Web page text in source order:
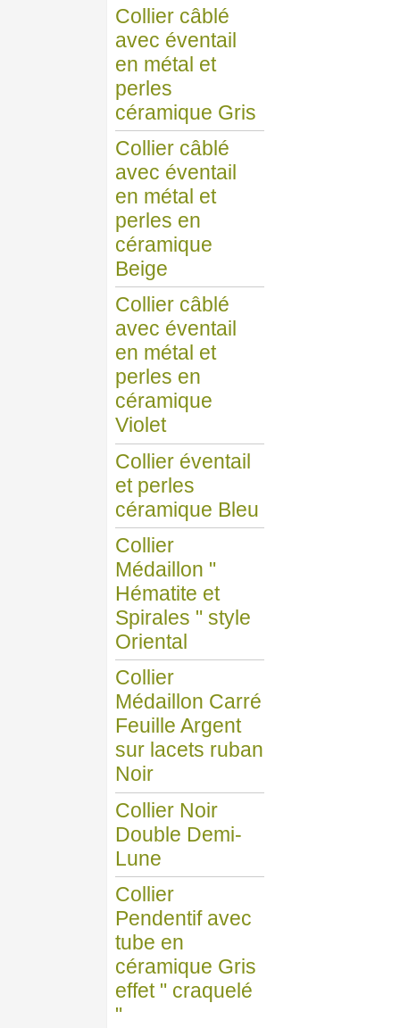
Collier câblé
avec éventail
en métal et
perles
céramique Gris
Collier câblé
avec éventail
en métal et
perles en
céramique
Beige
Collier câblé
avec éventail
en métal et
perles en
céramique
Violet
Collier éventail
et perles
céramique Bleu
Collier
Médaillon "
Hématite et
Spirales " style
Oriental
Collier
Médaillon Carré
Feuille Argent
sur lacets ruban
Noir
Collier Noir
Double Demi-
Lune
Collier
Pendentif avec
tube en
céramique Gris
effet " craquelé
"